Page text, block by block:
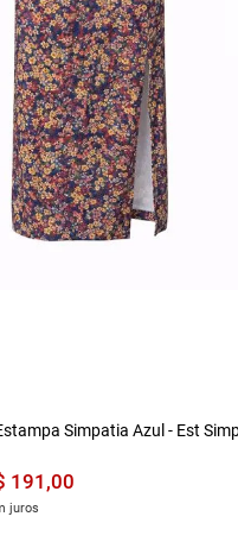
Simpatia Azul - Est
191 ,00
juros